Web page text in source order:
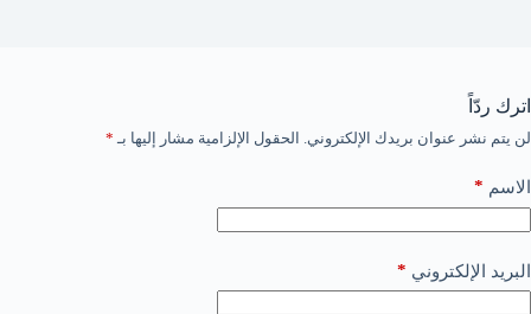
اترك ردّاً
لن يتم نشر عنوان بريدك الإلكتروني. الحقول الإلزامية مشار إليها بـ *
الاسم *
البريد الإلكتروني *